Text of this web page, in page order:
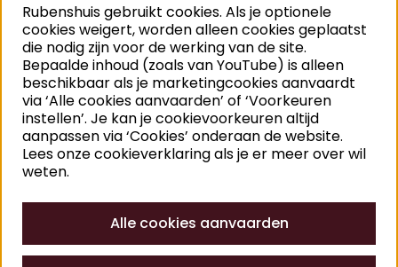
nieuwe barsten in het paneel vermeden worden.
Retouches aan de lijst
Tot slot werden ontbrekende stukken en gaatjes in
de lijst bijgewerkt, zodat het geheel opnieuw een
verzorgd en harmonieus uitzicht heeft.
Rubenshuis gebruikt cookies. Als je optionele
cookies weigert, worden alleen cookies geplaatst
die nodig zijn voor de werking van de site.
Bepaalde inhoud (zoals van YouTube) is alleen
beschikbaar als je marketingcookies aanvaardt
via ‘Alle cookies aanvaarden’ of ‘Voorkeuren
instellen’. Je kan je cookievoorkeuren altijd
aanpassen via ‘Cookies’ onderaan de website.
Lees onze cookieverklaring als je er meer over wil
weten.
Alle cookies aanvaarden